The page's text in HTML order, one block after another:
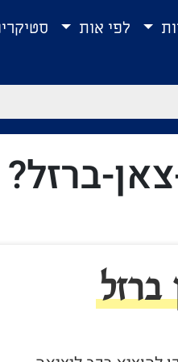
לפי אות
ברזל?